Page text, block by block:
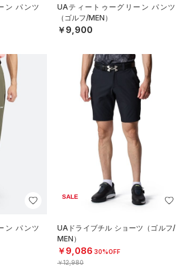
ン パンツ
UAティートゥーグリーン パンツ
（ゴルフ/MEN）
￥9,900
ン パンツ
SALE
UAドライブチル ショーツ（ゴルフ/
MEN）
￥9,086 30%OFF
￥12,980